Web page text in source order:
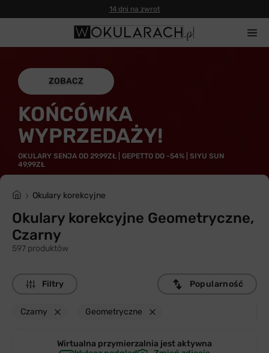
14 dni na zwrot
ZOBACZ
KOŃCÓWKA
WYPRZEDAŻY!
OKULARY SENJA OD 29,99ZŁ | GEPETTO DO -54% | SIYU SUN
49,99ZŁ
Okulary korekcyjne
Okulary korekcyjne Geometryczne,
Czarny
597 produktów
Filtry
Czarny Geometryczne
Popularność
Wirtualna przymierzalnia jestaktywna